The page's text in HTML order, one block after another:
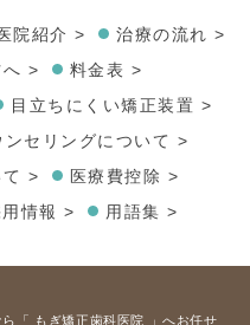
院紹介 >
治療の流れ >
へ >
料金表 >
目立ちにくい矯正装置 >
ンセリングについて >
て >
医療費控除 >
情報 > 用語集 >
「 もぎ矯正歯科医院 」へお任せ